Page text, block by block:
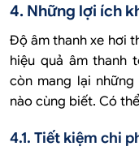
4. Những lợi ích
Độ âm thanh xe hơi
hiệu quả âm thanh
còn mang lại
nào cùng biết. Có
4.1. Tiết kiệm chi